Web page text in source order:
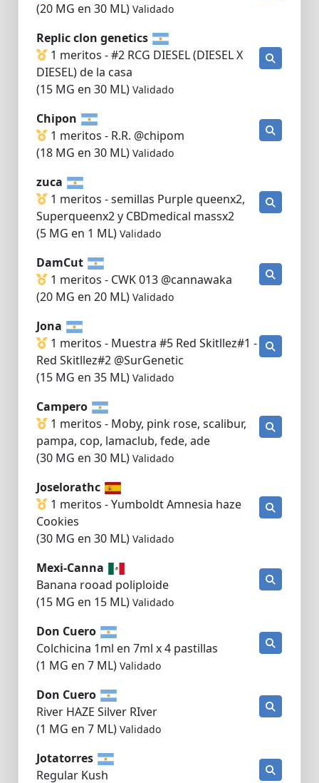
(20 MG en 30 ML)Validado
Replic clon genetics
1 meritos - #2 RCG DIESEL (DIESEL X
DIESEL) de la casa
(15 MG en 30 ML)Validado
Chipon
1 meritos - R.R. @chipom
(18 MG en 30 ML)Validado
zuca
1 meritos - semillas Purple queenx2,
Superqueenx2 y CBDmedical massx2
(5 MG en 1 ML)Validado
DamCut
1 meritos - CWK 013 @cannawaka
(20 MG en 20 ML)Validado
Jona
1 meritos - Muestra #5 Red Skitllez#1 -
Red Skitllez#2 @SurGenetic
(15 MG en 35 ML)Validado
Campero
1 meritos - Moby, pink rose, scalibur,
pampa, cop, lamaclub, fede, ade
(30 MG en 30 ML)Validado
Joselorathc
1 meritos - Yumboldt Amnesia haze
Cookies
(30 MG en 30 ML)Validado
Mexi-Canna
Banana rooad poliploide
(15 MG en 15 ML)Validado
Don Cuero
Colchicina 1ml en 7ml x 4 pastillas
(1 MG en 7 ML)Validado
Don Cuero
River HAZE Silver RIver
(1 MG en 7 ML)Validado
Jotatorres
Regular Kush